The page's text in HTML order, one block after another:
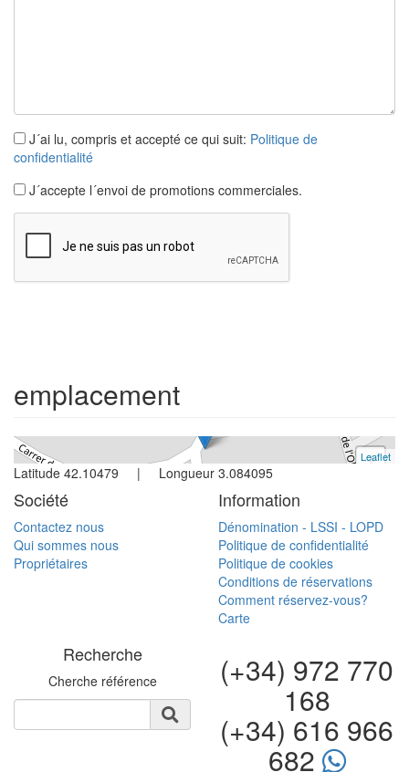
J´ai lu, compris et accepté ce qui suit: Politique de
confidentialité
J´accepte l´envoi de promotions commerciales.
emplacementRéf. ALBONS OLI | Vente
+
Leaflet
Latitude 42.10479 | Longueur 3.084095
Société
Contactez nous
Qui sommes nous
Propriétaires
Information
Dénomination - LSSI - LOPD
Politique de confidentialité
Politique de cookies
Conditions de réservations
Comment réservez-vous?
Carte
Recherche
Cherche référence (+34) 972 770
168
(+34) 616 966
682